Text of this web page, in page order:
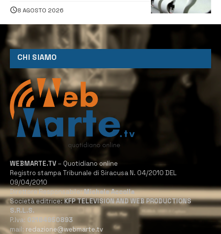
8 AGOSTO 2026
CHI SIAMO
WEBMARTE.TV – Quotidiano online
Registro stampa Tribunale di Siracusa N. 04/2010 DEL
09/04/2010
Direttore Responsabile:Michele Accolla
Società editrice:KFP TELEVISION AND WEB PRODUCTIONS
S.R.L.S.
P.Iva: 02184950893
mail: redazione@webmarte.tv